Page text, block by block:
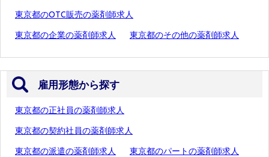
東京都のOTC販売の薬剤師求人
東京都の企業の薬剤師求人 東京都のその他の薬剤師求人
雇用形態から探す
東京都の正社員の薬剤師求人
東京都の契約社員の薬剤師求人
東京都の派遣の薬剤師求人 東京都のパートの薬剤師求人